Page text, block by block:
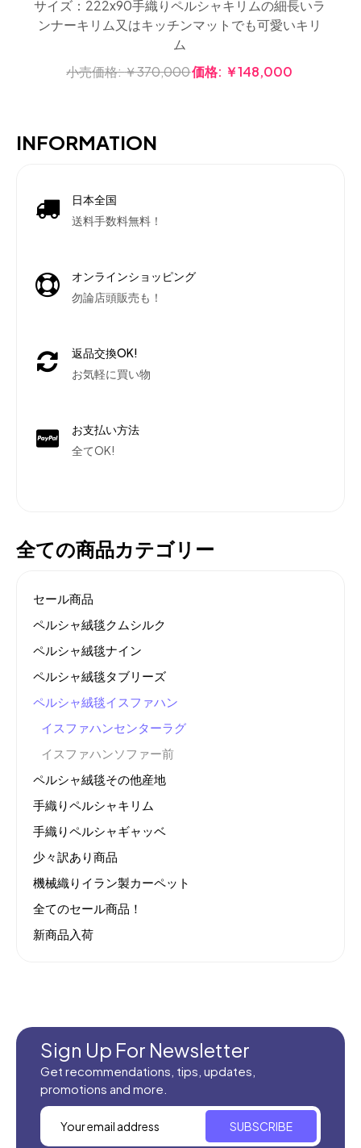
サイズ：222x90手織りペルシャキリムの細長いラ
ンナーキリム又はキッチンマットでも可愛いキリ
ム
小売価格:￥370,000価格: ￥148,000
INFORMATION
日本全国
送料手数料無料！
オンラインショッピング
勿論店頭販売も！
返品交換OK!
お気軽に買い物
お支払い方法
全てOK!
全ての商品カテゴリー
セール商品
ペルシャ絨毯クムシルク
ペルシャ絨毯ナイン
ペルシャ絨毯タブリーズ
ペルシャ絨毯イスファハン
イスファハンセンターラグ
イスファハンソファー前
ペルシャ絨毯その他産地
手織りペルシャキリム
手織りペルシャギャッベ
少々訳あり商品
機械織りイラン製カーペット
全てのセール商品！
新商品入荷
Sign Up For Newsletter
Get recommendations, tips, updates,
promotions and more.
SUBSCRIBE